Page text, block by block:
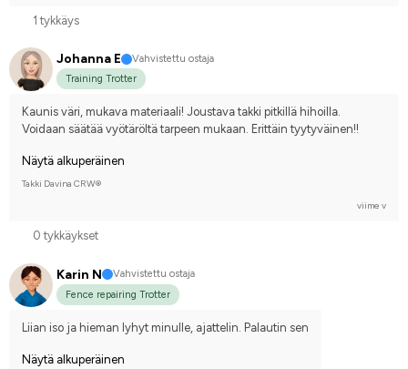
1 tykkäys
Johanna E
Vahvistettu ostaja
Training Trotter
Kaunis väri, mukava materiaali! Joustava takki pitkillä hihoilla.
Voidaan säätää vyötäröltä tarpeen mukaan. Erittäin tyytyväinen!!
Näytä alkuperäinen
Takki Davina CRW®
viime v
0 tykkäykset
Karin N
Vahvistettu ostaja
Fence repairing Trotter
Liian iso ja hieman lyhyt minulle, ajattelin. Palautin sen
Näytä alkuperäinen